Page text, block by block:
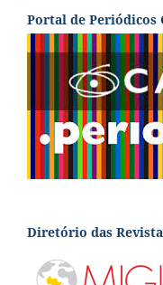
Portal de Periódicos
Diretório das